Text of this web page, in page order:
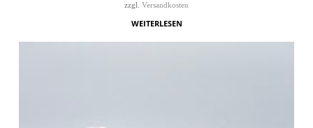
zzgl. Versandkosten
WEITERLESEN